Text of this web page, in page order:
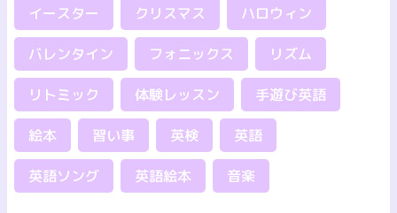
イースター クリスマス ハロウィン
バレンタイン フォニックス リズム
リトミック 体験レッスン 手遊び英語
絵本 習い事 英検 英語
英語ソング 英語絵本 音楽